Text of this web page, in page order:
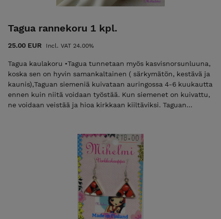
Tagua rannekoru 1 kpl.
25.00 EUR Incl. VAT 24.00%
Tagua kaulakoru •Tagua tunnetaan myös kasvisnorsunluuna,
koska sen on hyvin samankaltainen ( särkymätön, kestävä ja
kaunis),Taguan siemeniä kuivataan auringossa 4-6 kuukautta
ennen kuin niitä voidaan työstää. Kun siemenet on kuivattu,
ne voidaan veistää ja hioa kirkkaan kiiltäviksi. Taguan
pastellivärejä. •Muista, että: Tagua on hedelmä kasvi Olemme
norsuja ystäviä Tämä tuote on 100% luonnollinen, ekologinen
ja käsintehtyjä. • Korut eivät kestä liallista kosteutta ja
kuumuutta eikä kemikaaleja. Puhdista pehmeällä liinalla
ylläpitää kiiltoa. Tämä tuote on 100% luonnollinen,
ekologinen ja käsintehtyjä Suunniteltu ja valmistettu